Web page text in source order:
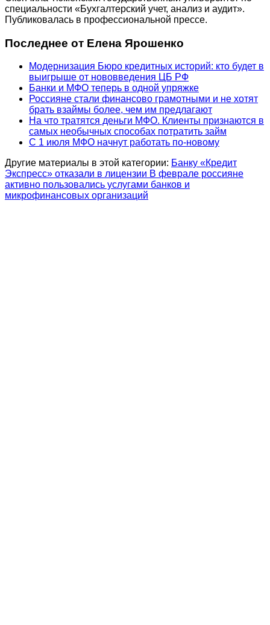
специальности «Бухгалтерский учет, анализ и аудит».
Публиковалась в профессиональной прессе.
Последнее от Елена Ярошенко
Модернизация Бюро кредитных историй: кто будет в
выигрыше от нововведения ЦБ РФ
Банки и МФО теперь в одной упряжке
Россияне стали финансово грамотными и не хотят
брать взаймы более, чем им предлагают
На что тратятся деньги МФО. Клиенты признаются в
самых необычных способах потратить займ
С 1 июля МФО начнут работать по-новому
Другие материалы в этой категории: Банку «Кредит
Экспресс» отказали в лицензии В феврале россияне
активно пользовались услугами банков и
микрофинансовых организаций